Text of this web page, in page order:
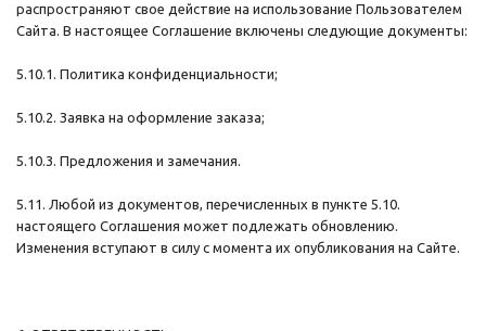
распространяют свое действие на использование Пользователем
Сайта. В настоящее Соглашение включены следующие документы:
5.10.1. Политика конфиденциальности;
5.10.2. Заявка на оформление заказа;
5.10.3. Предложения и замечания.
5.11. Любой из документов, перечисленных в пункте 5.10.
настоящего Соглашения может подлежать обновлению.
Изменения вступают в силу с момента их опубликования на Сайте.